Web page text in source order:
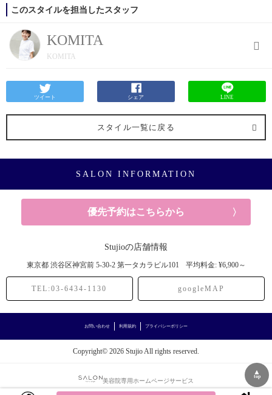
このスタイルを担当したスタッフ
KOMITA
KOMITA
ツイート シェア LINE
スタイル一覧に戻る
SALON INFORMATION
優先予約はこちらから
Stujioの店舗情報
東京都 渋谷区神宮前 5-30-2 第一タカラビル101 平均料金: ¥6,900～
TEL:03-6434-1130 googleMAP
お問い合わせ 利用規約 プライバシーポリシー
Copyright© 2026 Stujio All rights reserved.
美容院専用ホームページサービス
▲
top